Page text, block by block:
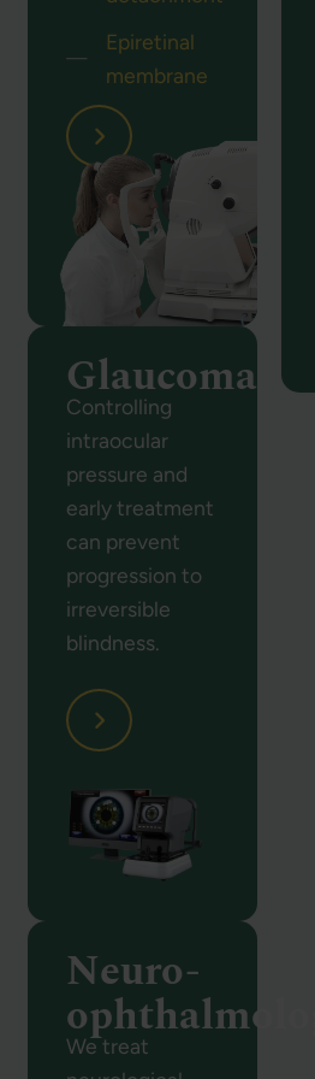
Epiretinal
membrane
Glaucoma
Controlling
intraocular
pressure and
early treatment
can prevent
progression to
irreversible
blindness.
Neuro-
We treat